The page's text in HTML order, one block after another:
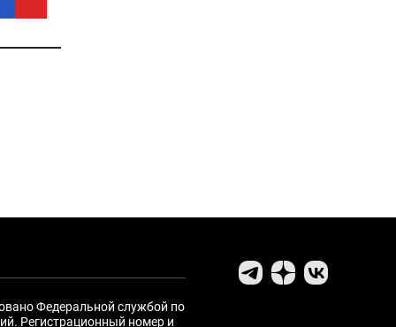
Федеральной службой по
Регистрационный номер и